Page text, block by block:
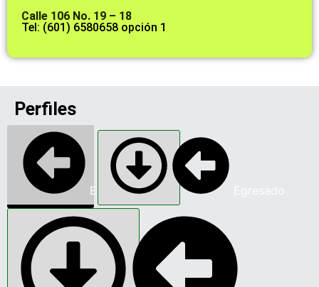
Calle 106 No. 19 – 18
Tel: (601) 6580658 opción 1
Perfiles
Estudiante